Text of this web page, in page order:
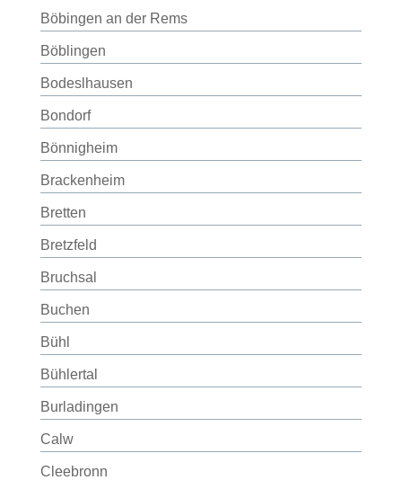
Böbingen an der Rems
Böblingen
Bodeslhausen
Bondorf
Bönnigheim
Brackenheim
Bretten
Bretzfeld
Bruchsal
Buchen
Bühl
Bühlertal
Burladingen
Calw
Cleebronn